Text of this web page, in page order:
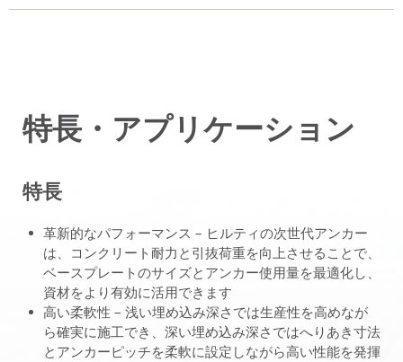
特長・アプリケーション
特長
革新的なパフォーマンス – ヒルティの次世代アンカー
は、コンクリート耐力と引抜荷重を向上させることで、
ベースプレートのサイズとアンカー使用量を最適化し、
資材をより有効に活用できます
高い柔軟性 – 浅い埋め込み深さでは生産性を高めなが
ら確実に施工でき、深い埋め込み深さではへりあき寸法
とアンカーピッチを柔軟に設定しながら高い性能を発揮